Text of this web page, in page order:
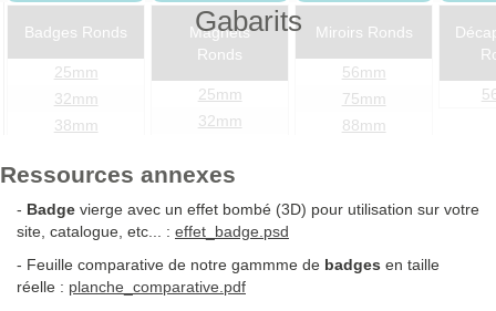
Gabarits
Badges Ronds
25mm
32mm
38mm
56mm
63mm
75mm
88mm
100mm
Magnets
Ronds
25mm
32mm
45mm
56mm
75mm
Magnets
Rectangulaires
Miroirs Ronds
56mm
75mm
88mm
Miroirs Ovales
Ressources annexes
- Badge vierge avec un effet bombé (3D) pour utilisation sur votre
site, catalogue, etc... : effet_badge.psd
- Feuille comparative de notre gammme de badges en taille
réelle : planche_comparative.pdf